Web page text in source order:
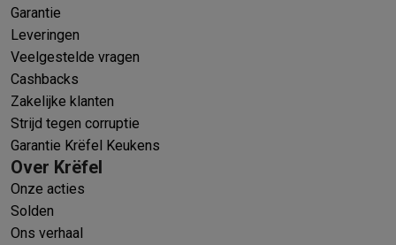
Garantie
Leveringen
Veelgestelde vragen
Cashbacks
Zakelijke klanten
Strijd tegen corruptie
Garantie Krëfel Keukens
Over Krëfel
Onze acties
Solden
Ons verhaal